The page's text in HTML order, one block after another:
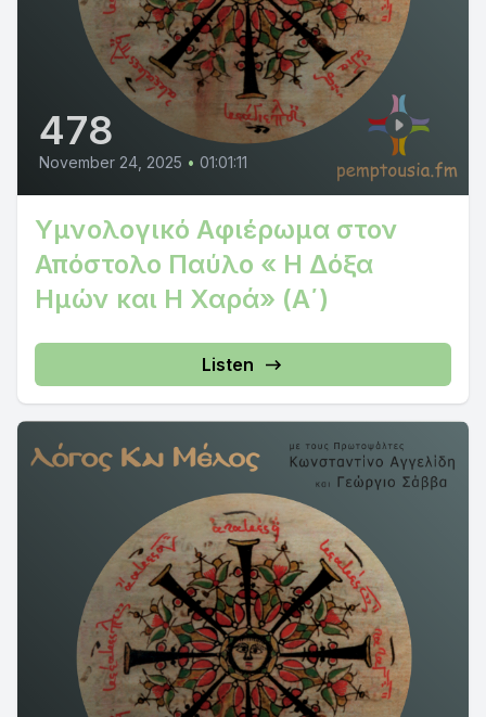
478
November 24, 2025 • 01:01:11
Υμνολογικό Αφιέρωμα στον
Απόστολο Παύλο « Η Δόξα
Ημών και Η Χαρά» (Α΄)
Listen